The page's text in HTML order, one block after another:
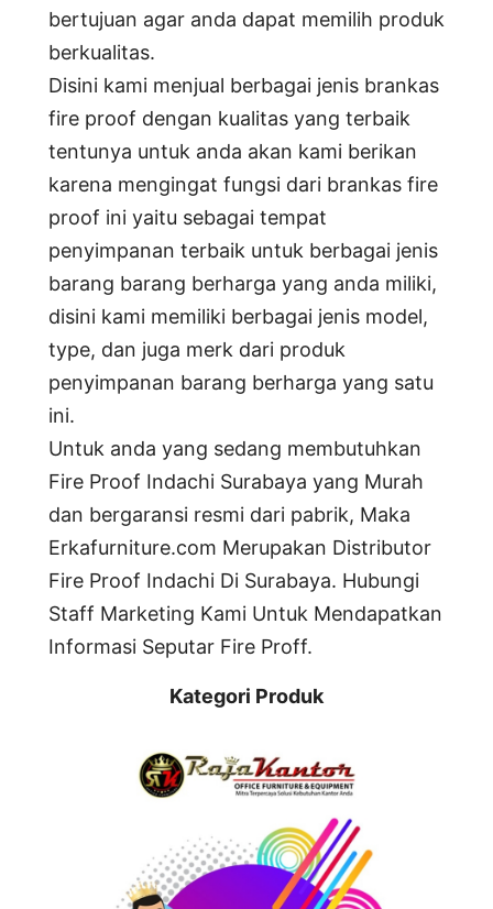
bertujuan agar anda dapat memilih produk
berkualitas.
Disini kami menjual berbagai jenis brankas
fire proof dengan kualitas yang terbaik
tentunya untuk anda akan kami berikan
karena mengingat fungsi dari brankas fire
proof ini yaitu sebagai tempat
penyimpanan terbaik untuk berbagai jenis
barang barang berharga yang anda miliki,
disini kami memiliki berbagai jenis model,
type, dan juga merk dari produk
penyimpanan barang berharga yang satu
ini.
Untuk anda yang sedang membutuhkan
Fire Proof Indachi Surabaya yang Murah
dan bergaransi resmi dari pabrik, Maka
Erkafurniture.com Merupakan Distributor
Fire Proof Indachi Di Surabaya. Hubungi
Staff Marketing Kami Untuk Mendapatkan
Informasi Seputar Fire Proff.
Kategori Produk